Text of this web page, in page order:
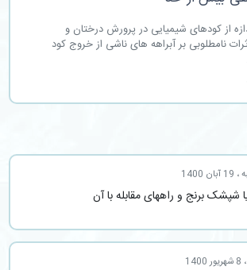
از کودهای شیمیایی در پرورش درختان و
نامطلوبی بر آبراهه های ناشی از خروج کود
1400
شپشک برنج و راههای مقابله با آن